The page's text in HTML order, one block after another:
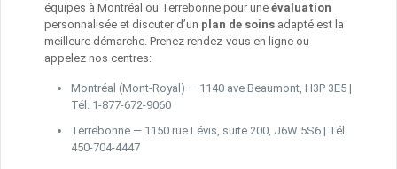
équipes à Montréal ou Terrebonne pour une évaluation
personnalisée et discuter d’un plan de soinsadapté est la
meilleure démarche. Prenez rendez‑vous en ligne ou
appelez nos centres:
Montréal (Mont‑Royal) — 1140 ave Beaumont, H3P 3E5 |
Tél. 1‑877‑672‑9060
Terrebonne — 1150 rue Lévis, suite 200, J6W 5S6 | Tél.
450‑704‑4447